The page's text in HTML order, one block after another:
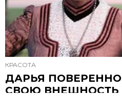
КРАСОТА
ДАРЬЯ
СВОЮ